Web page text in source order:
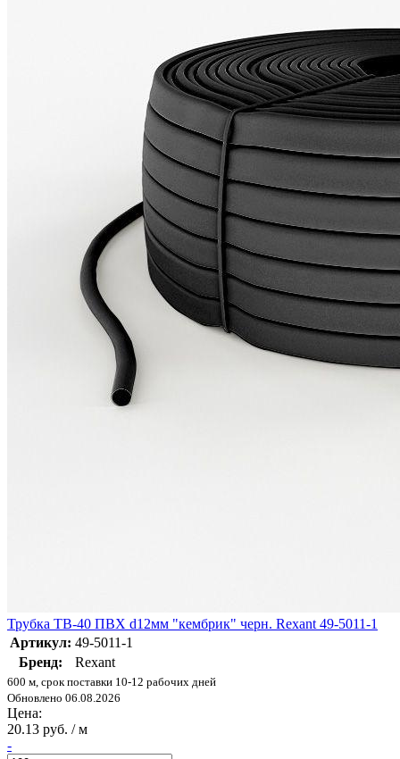
Трубка ТВ-40 ПВХ d12мм "кембрик" черн. Rexant 49-5011-1
Артикул: 49-5011-1
Бренд:
Rexant
600 м, срок поставки 10-12 рабочих дней
Обновлено 06.08.2026
Цена:
20.13 руб. / м
-